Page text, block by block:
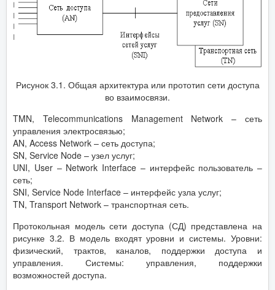
Рисунок 3.1. Общая архитектура или прототип сети доступа
во взаимосвязи.
TMN, Telecommunications Management Network – сеть
управления электросвязью;
AN, Access Network – сеть доступа;
SN, Service Node – узел услуг;
UNI, User – Network Interface – интерфейс пользователь –
сеть;
SNI, Service Node Interface – интерфейс узла услуг;
TN, Transport Network – транспортная сеть.
Протокольная модель сети доступа (СД) представлена на
рисунке 3.2. В модель входят уровни и системы. Уровни:
физический, трактов, каналов, поддержки доступа и
управления. Системы: управления, поддержки
возможностей доступа.